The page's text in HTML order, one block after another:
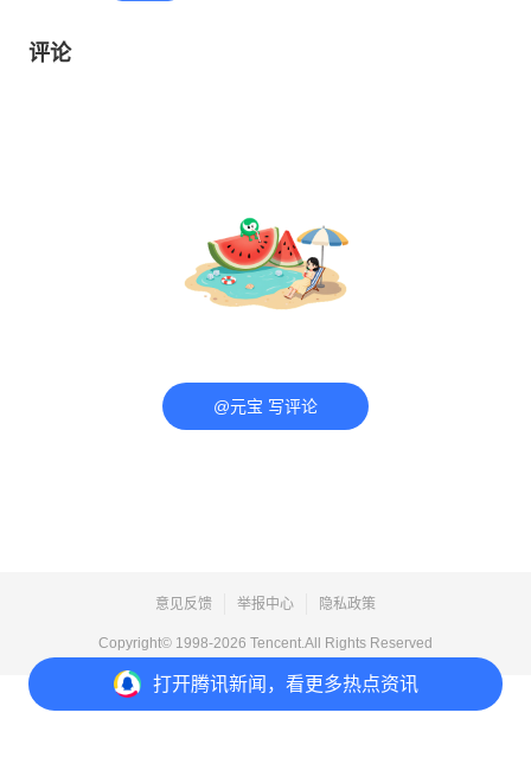
打开腾讯新闻，看更多热点资讯
评论
@元宝 写评论
意见反馈 举报中心 隐私政策
Copyright© 1998-2026 Tencent.All Rights Reserved